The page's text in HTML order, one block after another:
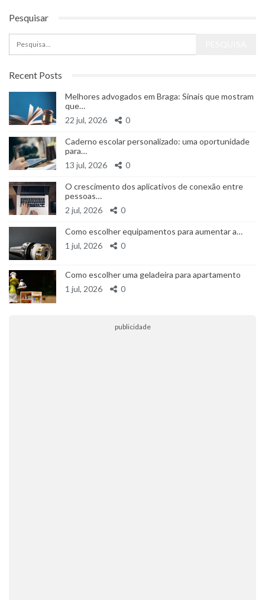
Pesquisar
Recent Posts
Melhores advogados em Braga: Sinais que mostram
que…
22 jul, 2026
0
Caderno escolar personalizado: uma oportunidade
para…
13 jul, 2026
0
O crescimento dos aplicativos de conexão entre
pessoas…
2 jul, 2026
0
Como escolher equipamentos para aumentar a…
1 jul, 2026
0
Como escolher uma geladeira para apartamento
1 jul, 2026
0
publicidade